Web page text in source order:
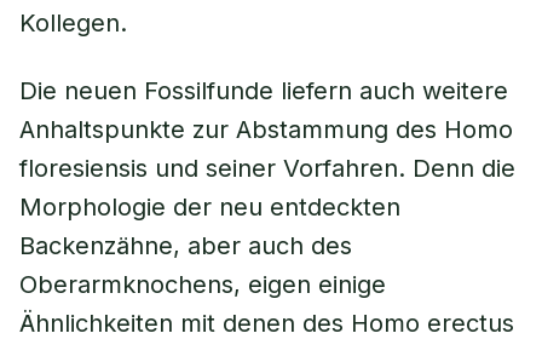
Kollegen.
Die neuen Fossilfunde liefern auch weitere
Anhaltspunkte zur Abstammung des Homo
floresiensis und seiner Vorfahren. Denn die
Morphologie der neu entdeckten
Backenzähne, aber auch des
Oberarmknochens, eigen einige
Ähnlichkeiten mit denen des Homo erectus